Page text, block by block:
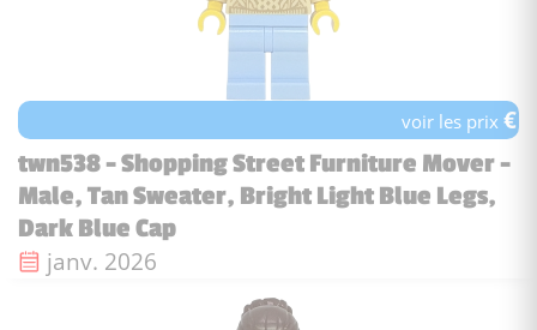
voir les prix€
twn538 - Shopping Street Furniture Mover -
Male, Tan Sweater, Bright Light Blue Legs,
Dark Blue Cap
Date de sortie :
janv. 2026